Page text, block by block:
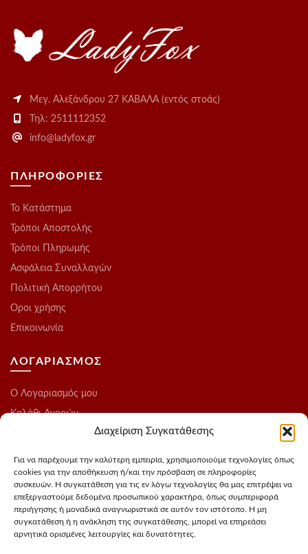
Διαχείριση Συγκατάθεσης
Για να παρέχουμε την καλύτερη εμπειρία, χρησιμοποιούμε τεχνολογίες όπως
cookies για την αποθήκευση ή/και την πρόσβαση σε πληροφορίες
συσκευών. Η συγκατάθεση για τις εν λόγω τεχνολογίες θα μας επιτρέψει να
επεξεργαστούμε δεδομένα προσωπικού χαρακτήρα, όπως συμπεριφορά
περιήγησης ή μοναδικά αναγνωριστικά σε αυτόν τον ιστότοπο. Η μη
συγκατάθεση ή η ανάκληση της συγκατάθεσης, μπορεί να επηρεάσει
αρνητικά ορισμένες λειτουργίες και δυνατότητες.
Μεγ. Αλεξάνδρου 27 ΚΑΒΑΛΑ (εντός στοάς)
Τηλ: 2511112352
info@ladyfox.gr
ΠΛΗΡΟΦΟΡΙΕΣ
Το Kατάστημα
Τρόποι Αποστολής
Τρόποι Πληρωμής
Ασφάλεια Συναλλαγών
Πολιτική Απορρήτου
Οροι χρήσης
Επικοινωνία
ΛΟΓΑΡΙΑΣΜΟΣ
O Λογαριασμός μου
Καλάθι Αγορών
Ολοκλήρωση Παραγγελίας
Blog
ΑΚΟΛΟΥΘΗΣΤΕ ΜΑΣ
Instagram